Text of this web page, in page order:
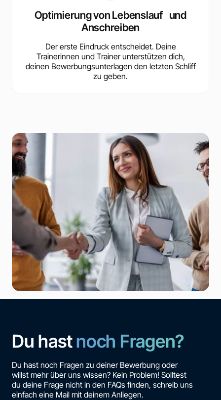
Optimierung von Lebenslauf und
Anschreiben
Der erste Eindruck entscheidet. Deine
Trainerinnen und Trainer unterstützen dich,
deinen Bewerbungsunterlagen den letzten Schliff
zu geben.
Du hastnoch Fragen?
Du hast noch Fragen zu deiner Bewerbung oder
willst mehr über uns wissen? Kein Problem! Solltest
du deine Frage nicht in den FAQs finden, schreib uns
einfach eine Mail mit deinem Anliegen.